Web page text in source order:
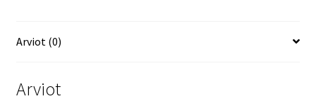
Arviot (0)
Arviot